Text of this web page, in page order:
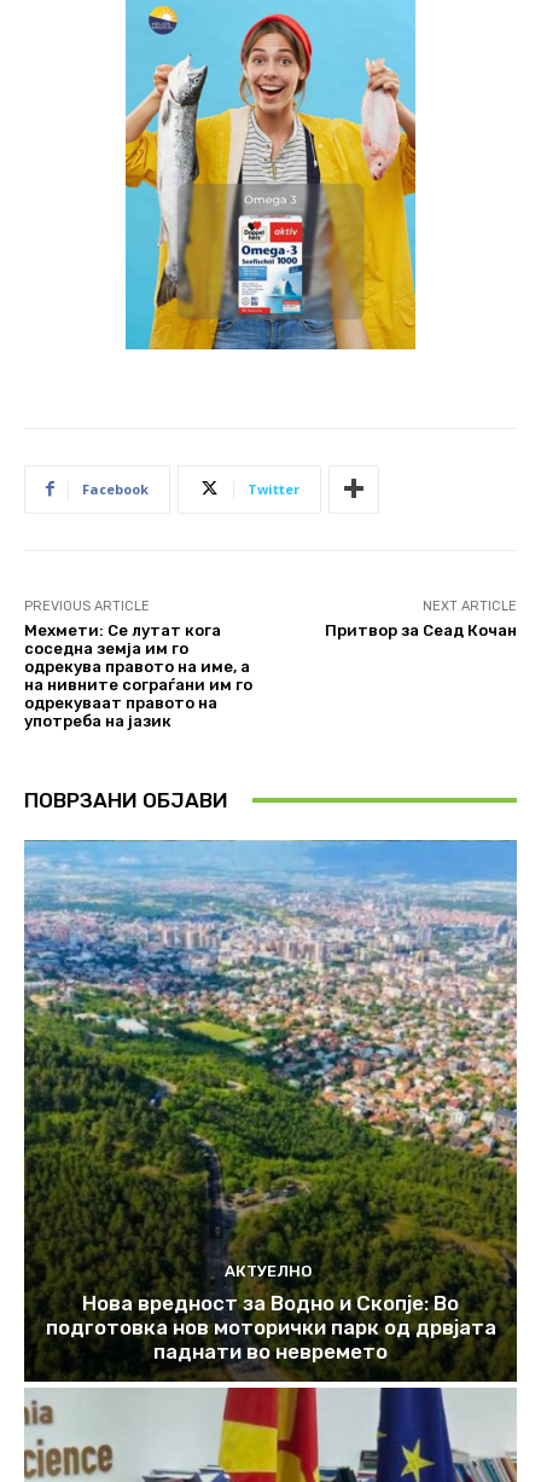
Facebook Twitter
PREVIOUS ARTICLE
Мехмети: Се лутат кога
соседна земја им го
одрекува правото на име, а
на нивните сограѓани им го
одрекуваат правото на
употреба на јазик
NEXT ARTICLE
Притвор за Сеад Кочан
ПОВРЗАНИ ОБЈАВИ
АКТУЕЛНО
Нова вредност за Водно и Скопје: Во
подготовка нов моторички парк од дрвјата
паднати во невремето